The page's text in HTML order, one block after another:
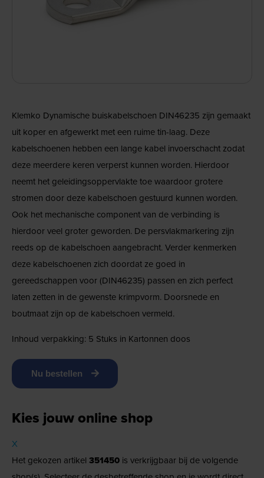
Klemko Dynamische buiskabelschoen DIN46235 zijn gemaakt
uit koper en afgewerkt met een ruime tin-laag. Deze
kabelschoenen hebben een lange kabel invoerschacht zodat
deze meerdere keren verperst kunnen worden. Hierdoor
neemt het geleidingsoppervlakte toe waardoor grotere
stromen door deze kabelschoen gestuurd kunnen worden.
Ook het mechanische component van de verbinding is
hierdoor veel groter geworden. De persvlakmarkering zijn
reeds op de kabelschoen aangebracht. Verder kenmerken
deze kabelschoenen zich doordat ze goed in
gereedschappen voor (DIN46235) passen en zich perfect
laten zetten in de gewenste krimpvorm. Doorsnede en
boutmaat zijn op de kabelschoen vermeld.
Inhoud verpakking: 5 Stuks in Kartonnen doos
Nu bestellen
Kies jouw online shop
X
Het gekozen artikel 351450 is verkrijgbaar bij de volgende